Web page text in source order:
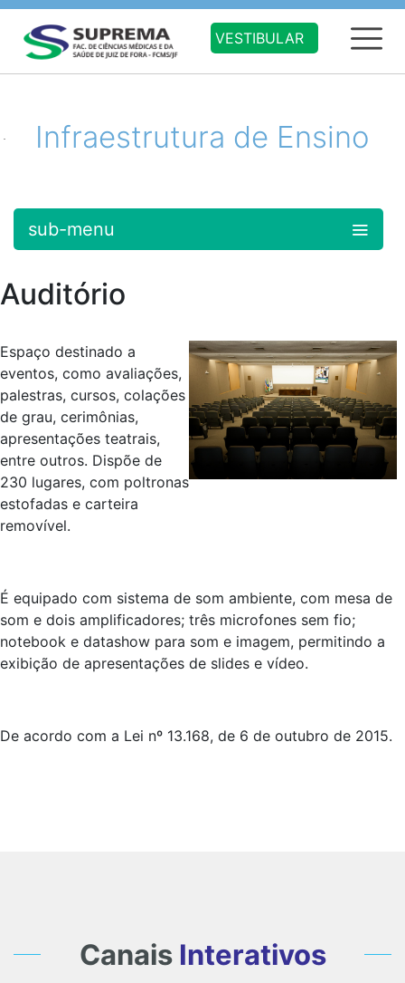
VESTIBULAR
Infraestrutura de Ensino
sub-menu
Auditório
Espaço destinado a
eventos, como avaliações,
palestras, cursos, colações
de grau, cerimônias,
apresentações teatrais,
entre outros. Dispõe de
230 lugares, com poltronas
estofadas e carteira
removível.
É equipado com sistema de som ambiente, com mesa de
som e dois amplificadores; três microfones sem fio;
notebook e datashow para som e imagem, permitindo a
exibição de apresentações de slides e vídeo.
De acordo com a Lei nº 13.168, de 6 de outubro de 2015.
Canais Interativos